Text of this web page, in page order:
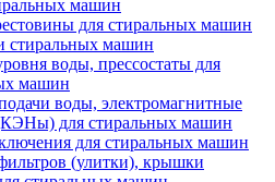
машин
для стиральных машин
стиральных машин
воды, прессостаты для
машин
воды, электромагнитные
для стиральных машин
для стиральных машин
(улитки), крышки